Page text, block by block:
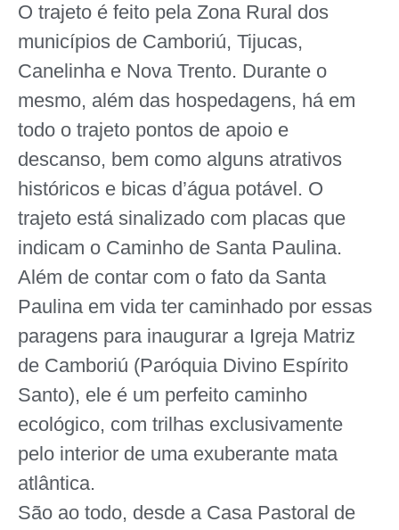
O trajeto é feito pela Zona Rural dos
municípios de Camboriú, Tijucas,
Canelinha e Nova Trento. Durante o
mesmo, além das hospedagens, há em
todo o trajeto pontos de apoio e
descanso, bem como alguns atrativos
históricos e bicas d’água potável. O
trajeto está sinalizado com placas que
indicam o Caminho de Santa Paulina.
Além de contar com o fato da Santa
Paulina em vida ter caminhado por essas
paragens para inaugurar a Igreja Matriz
de Camboriú (Paróquia Divino Espírito
Santo), ele é um perfeito caminho
ecológico, com trilhas exclusivamente
pelo interior de uma exuberante mata
atlântica.
São ao todo, desde a Casa Pastoral de